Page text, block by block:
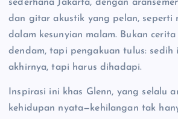
sederhana Jakarta, dengan
dan gitar akustik yang pelan, seperti
dalam kesunyian malam. Bukan
dendam, tapi pengakuan tulus: sedih
akhirnya, tapi harus dihadapi.
Inspirasi ini khas Glenn, yang selalu
kehidupan nyata—kehilangan tak